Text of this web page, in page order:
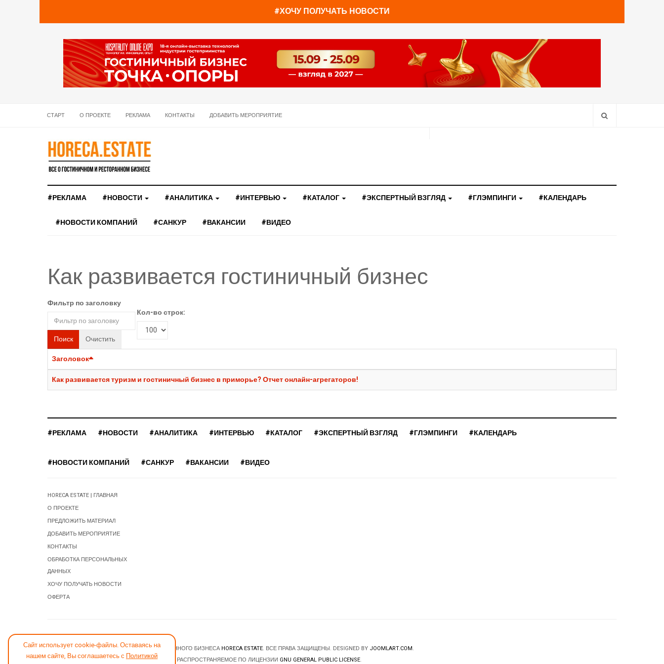
#ХОЧУ ПОЛУЧАТЬ НОВОСТИ
СТАРТ О ПРОЕКТЕ РЕКЛАМА КОНТАКТЫ ДОБАВИТЬ МЕРОПРИЯТИЕ
#РЕКЛАМА #НОВОСТИ #АНАЛИТИКА #ИНТЕРВЬЮ #КАТАЛОГ #ЭКСПЕРТНЫЙ ВЗГЛЯД #ГЛЭМПИНГИ #КАЛЕНДАРЬ
#НОВОСТИ КОМПАНИЙ #САНКУР #ВАКАНСИИ #ВИДЕО
Как развивается гостиничный бизнес
Фильтр по заголовку
Поиск Очистить
Кол-во строк:
Заголовок
Как развивается туризм и гостиничный бизнес в приморье? Отчет онлайн-агрегаторов!
Сайт использует cookie-файлы. Оставаясь на
нашем сайте, Вы соглашаетесь с Политикой
#РЕКЛАМА #НОВОСТИ #АНАЛИТИКА #ИНТЕРВЬЮ #КАТАЛОГ #ЭКСПЕРТНЫЙ ВЗГЛЯД #ГЛЭМПИНГИ #КАЛЕНДАРЬ
#НОВОСТИ КОМПАНИЙ #САНКУР #ВАКАНСИИ #ВИДЕО
HORECA ESTATE | ГЛАВНАЯ
О ПРОЕКТЕ
ПРЕДЛОЖИТЬ МАТЕРИАЛ
ДОБАВИТЬ МЕРОПРИЯТИЕ
КОНТАКТЫ
ОБРАБОТКА ПЕРСОНАЛЬНЫХ
ДАННЫХ
ХОЧУ ПОЛУЧАТЬ НОВОСТИ
ОФЕРТА
© 2026 НОВОСТИ ГОСТИНИЧНОГО И РЕСТОРАННОГО БИЗНЕСА HORECA ESTATE. ВСЕ ПРАВА ЗАЩИЩЕНЫ. DESIGNED BY JOOMLART.COM.
JOOMLA! CMS- ПРОГРАММНОЕ ОБЕСПЕЧЕНИЕ, РАСПРОСТРАНЯЕМОЕ ПО ЛИЦЕНЗИИ GNU GENERAL PUBLIC LICENSE.